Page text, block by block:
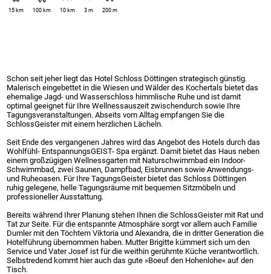
15 km 100 km 10 km 3 m 200 m
Schon seit jeher liegt das Hotel Schloss Döttingen strategisch günstig.
Malerisch eingebettet in die Wiesen und Wälder des Kochertals bietet das
ehemalige Jagd- und Wasserschloss himmlische Ruhe und ist damit
optimal geeignet für Ihre Wellnessauszeit zwischendurch sowie Ihre
Tagungsveranstaltungen. Abseits vom Alltag empfangen Sie die
SchlossGeister mit einem herzlichen Lächeln.
Seit Ende des vergangenen Jahres wird das Angebot des Hotels durch das
Wohlfühl- EntspannungsGEIST- Spa ergänzt. Damit bietet das Haus neben
einem großzügigen Wellnessgarten mit Naturschwimmbad ein Indoor-
Schwimmbad, zwei Saunen, Dampfbad, Eisbrunnen sowie Anwendungs-
und Ruheoasen. Für Ihre TagungsGeister bietet das Schloss Döttingen
ruhig gelegene, helle Tagungsräume mit bequemen Sitzmöbeln und
professioneller Ausstattung.
Bereits während Ihrer Planung stehen Ihnen die SchlossGeister mit Rat und
Tat zur Seite. Für die entspannte Atmosphäre sorgt vor allem auch Familie
Dumler mit den Töchtern Viktoria und Alexandra, die in dritter Generation die
Hotelführung übernommen haben. Mutter Brigitte kümmert sich um den
Service und Vater Josef ist für die weithin gerühmte Küche verantwortlich.
Selbstredend kommt hier auch das gute »Boeuf den Hohenlohe« auf den
Tisch.